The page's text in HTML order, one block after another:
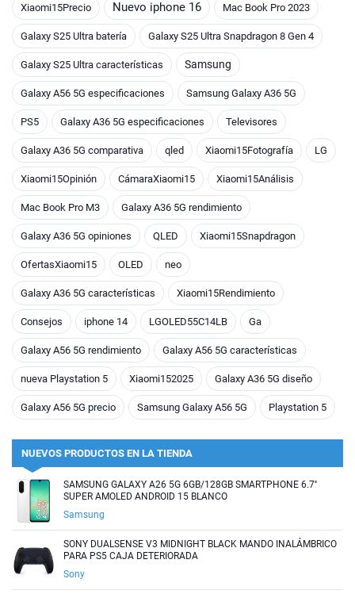
Xiaomi15Precio Nuevo iphone 16 Mac Book Pro 2023
Galaxy S25 Ultra batería Galaxy S25 Ultra Snapdragon 8 Gen 4
Galaxy S25 Ultra características Samsung
Galaxy A56 5G especificaciones Samsung Galaxy A36 5G
PS5 Galaxy A36 5G especificaciones Televisores
Galaxy A36 5G comparativa qled Xiaomi15Fotografía LG
Xiaomi15Opinión CámaraXiaomi15 Xiaomi15Análisis
Mac Book Pro M3 Galaxy A36 5G rendimiento
Galaxy A36 5G opiniones QLED Xiaomi15Snapdragon
OfertasXiaomi15 OLED neo
Galaxy A36 5G características Xiaomi15Rendimiento
Consejos iphone 14 LGOLED55C14LB Ga
Galaxy A56 5G rendimiento Galaxy A56 5G características
nueva Playstation 5 Xiaomi152025 Galaxy A36 5G diseño
Galaxy A56 5G precio Samsung Galaxy A56 5G Playstation 5
NUEVOS PRODUCTOS EN LA TIENDA
SAMSUNG GALAXY A26 5G 6GB/128GB SMARTPHONE 6.7''
SUPER AMOLED ANDROID 15 BLANCO
Samsung
SONY DUALSENSE V3 MIDNIGHT BLACK MANDO INALÁMBRICO
PARA PS5 CAJA DETERIORADA
Sony